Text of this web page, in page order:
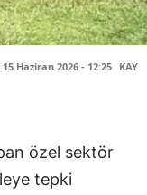
15 Haziran 2026 - 12:25
özel sektör
tepki